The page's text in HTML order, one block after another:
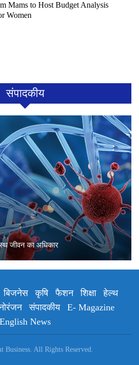
Mams to Host Budget Analysis
Women
संपादकीय
जीवन का अधिकार
बिजनेस कृषि फैशन शिक्षा
हेल्थ
संपादकीय
E- Magazine
English News
All Rights Reserved.